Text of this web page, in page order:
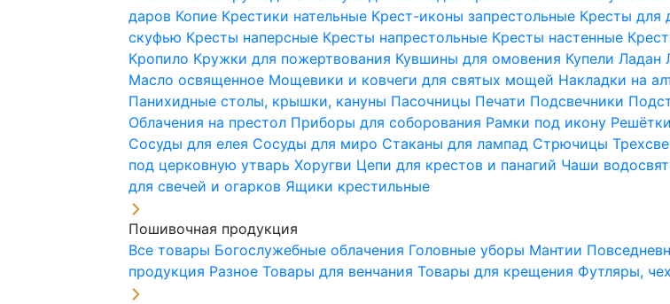
даров Копие Крестики нательные Крест-иконы запрестольные Кресты для
скуфью Кресты наперсные Кресты напрестольные Кресты настенные
Кропило Кружки для пожертвования Кувшины для омовения КупелиЛадан
Масло освященное Мощевики и ковчеги для святых мощей Накладки на
Панихидные столы, крышки, кануны Пасочницы Печати Подсвечники
Облачения на престол Приборы для соборования Рамки под икону
Сосуды для елея Сосуды для миро Стаканы для лампад Стрючицы
под церковную утварьХоругви Цепи для крестов и панагий Чаши
для свечей и огарков Ящики крестильные
Пошивочная продукция
Все товары Богослужебные облачения Головные уборы Мантии
продукция РазноеТовары для венчанияТовары для крещения Футляры,